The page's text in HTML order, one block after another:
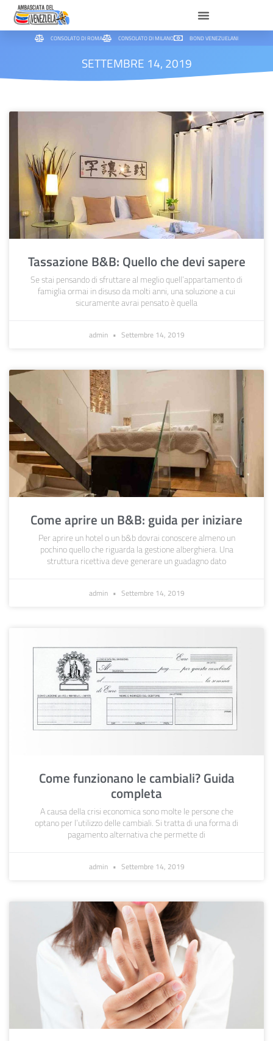
CONSOLATO DI ROMA CONSOLATO DI MILANO BOND VENEZUELANI
SETTEMBRE 14, 2019
Tassazione B&B: Quello che devi sapere
Se stai pensando di sfruttare al meglio quell’appartamento di
famiglia ormai in disuso da molti anni, una soluzione a cui
sicuramente avrai pensato è quella
admin Settembre 14, 2019
Come aprire un B&B: guida per iniziare
Per aprire un hotel o un b&b dovrai conoscere almeno un
pochino quello che riguarda la gestione alberghiera. Una
struttura ricettiva deve generare un guadagno dato
admin Settembre 14, 2019
Come funzionano le cambiali? Guida
completa
A causa della crisi economica sono molte le persone che
optano per l’utilizzo delle cambiali. Si tratta di una forma di
pagamento alternativa che permette di
admin Settembre 14, 2019